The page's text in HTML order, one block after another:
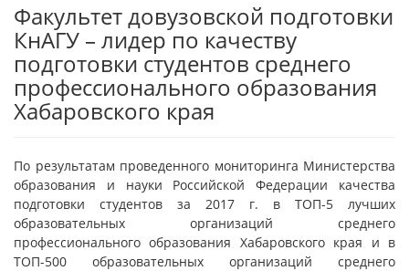
Факультет довузовской подготовки
КнАГУ – лидер по качеству
подготовки студентов среднего
профессионального образования
Хабаровского края
По результатам проведенного мониторинга Министерства
образования и науки Российской Федерации качества
подготовки студентов за 2017 г. в ТОП-5 лучших
образовательных организаций среднего
профессионального образования Хабаровского края и в
ТОП-500 образовательных организаций среднего